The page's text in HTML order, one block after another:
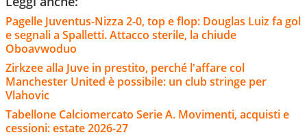
Pagelle Juventus-Nizza 2-0, top e flop: Douglas Luiz fa gol
e segnali a Spalletti. Attacco sterile, la chiude
Oboavwoduo
Zirkzee alla Juve in prestito, perché l'affare col
Manchester United è possibile: un club stringe per
Vlahovic
Tabellone Calciomercato Serie A. Movimenti, acquisti e
cessioni: estate 2026-27